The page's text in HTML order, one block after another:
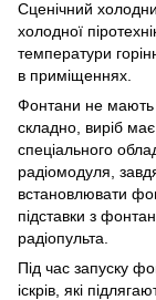
Сценічний
холодної
температури
в приміщеннях.
Фонтани не мають
складно, виріб має
спеціального
радіомодуля,
встановлювати
підставки з
радіопульта.
Під час запуску
іскрів, які